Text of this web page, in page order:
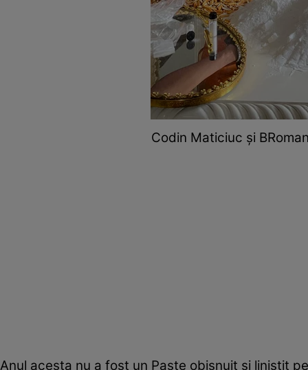
Codin Maticiuc și
Anul acesta nu a fost un Paşte obişnuit şi liniştit